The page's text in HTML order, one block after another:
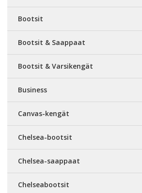
Bootsit
Bootsit & Saappaat
Bootsit & Varsikengät
Business
Canvas-kengät
Chelsea-bootsit
Chelsea-saappaat
Chelseabootsit